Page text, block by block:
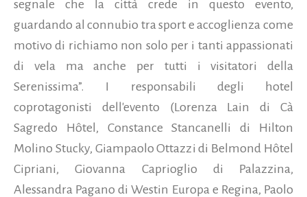
segnale che la città crede in questo evento,
guardando al connubio tra sport e accoglienza come
motivo di richiamo non solo per i tanti appassionati
di vela ma anche per tutti i visitatori della
Serenissima”. I responsabili degli hotel
coprotagonisti dell'evento (Lorenza Lain di Cà
Sagredo Hôtel, Constance Stancanelli di Hilton
Molino Stucky, Giampaolo Ottazzi di Belmond Hôtel
Cipriani, Giovanna Caprioglio di Palazzina,
Alessandra Pagano di Westin Europa e Regina, Paolo